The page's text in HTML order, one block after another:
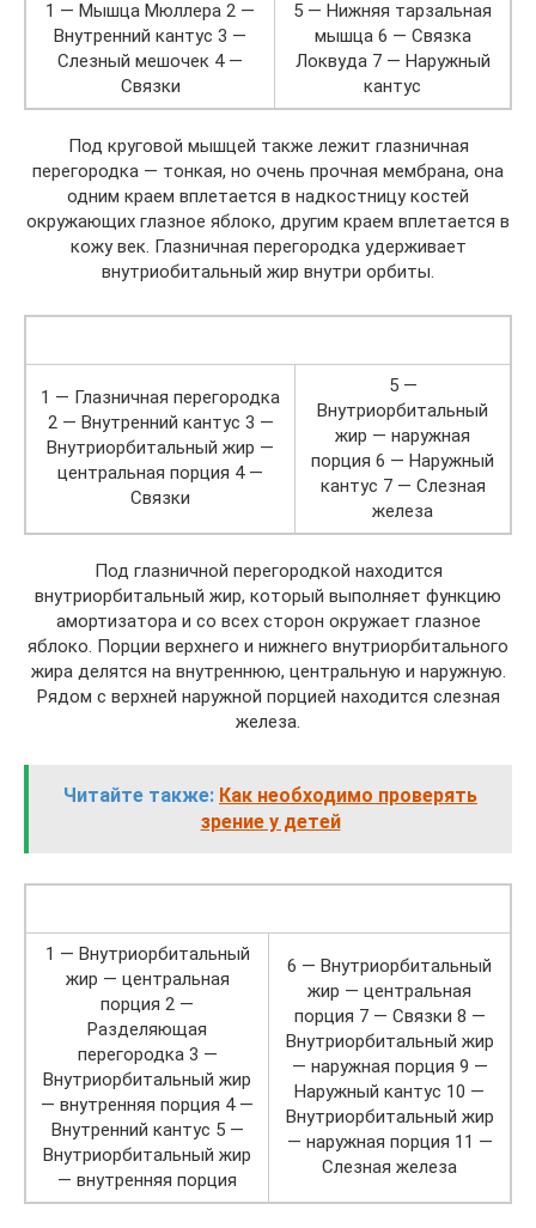
1 — Мышца Мюллера 2 —
Внутренний кантус 3 —
Слезный мешочек 4 —
Связки
5 — Нижняя тарзальная
мышца 6 — Связка
Локвуда 7 — Наружный
кантус
Под круговой мышцей также лежит глазничная
перегородка — тонкая, но очень прочная мембрана, она
одним краем вплетается в надкостницу костей
окружающих глазное яблоко, другим краем вплетается в
кожу век. Глазничная перегородка удерживает
внутриобитальный жир внутри орбиты.
1 — Глазничная перегородка
2 — Внутренний кантус 3 —
Внутриорбитальный жир —
центральная порция 4 —
Связки
5 —
Внутриорбитальный
жир — наружная
порция 6 — Наружный
кантус 7 — Слезная
железа
Под глазничной перегородкой находится
внутриорбитальный жир, который выполняет функцию
амортизатора и со всех сторон окружает глазное
яблоко. Порции верхнего и нижнего внутриорбитального
жира делятся на внутреннюю, центральную и наружную.
Рядом с верхней наружной порцией находится слезная
железа.
Читайте также: Как необходимо проверять
зрение у детей
1 — Внутриорбитальный
жир — центральная
порция 2 —
Разделяющая
перегородка 3 —
Внутриорбитальный жир
— внутренняя порция 4 —
Внутренний кантус 5 —
Внутриорбитальный жир
— внутренняя порция
6 — Внутриорбитальный
жир — центральная
порция 7 — Связки 8 —
Внутриорбитальный жир
— наружная порция 9 —
Наружный кантус 10 —
Внутриорбитальный жир
— наружная порция 11 —
Слезная железа